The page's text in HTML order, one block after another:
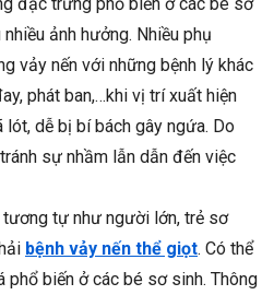
ảnh hưởng. Nhiều phụ
vảy nến với những bệnh lý khác
phát ban,…khi vị trí xuất hiện
dễ bị bí bách gây ngứa. Do
sự nhầm lẫn dẫn đến việc
tự như người lớn, trẻ sơ
bệnh vảy nến thể giọt. Có thể
phổ biến ở các bé sơ sinh. Thông